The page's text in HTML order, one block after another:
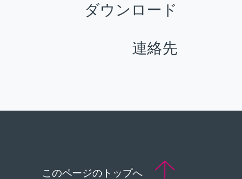
ダウンロード
連絡先
このページのトップへ